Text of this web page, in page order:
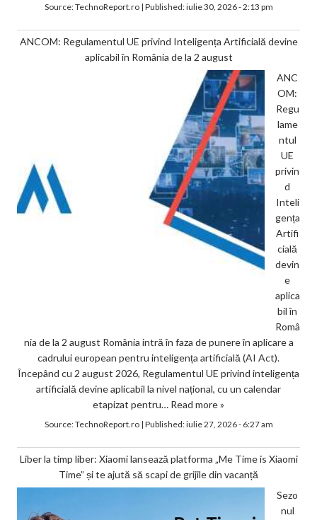
Source:TechnoReport.ro| Published:iulie 30, 2026 - 2:13 pm
ANCOM: Regulamentul UE privind Inteligența Artificială devine
aplicabil în România de la 2 august
ANC
OM:
Regu
lame
ntul
UE
privin
d
Inteli
gența
Artifi
cială
devin
e
aplica
bil în
Româ
nia de la 2 august România intră în faza de punere în aplicare a
cadrului european pentru inteligența artificială (AI Act).
Începând cu 2 august 2026, Regulamentul UE privind inteligența
artificială devine aplicabil la nivel național, cu un calendar
etapizat pentru… Read more »
Source:TechnoReport.ro| Published:iulie 27, 2026 - 6:27 am
Liber la timp liber: Xiaomi lansează platforma „Me Time is Xiaomi
Time” și te ajută să scapi de grijile din vacanță
Sezo
nul